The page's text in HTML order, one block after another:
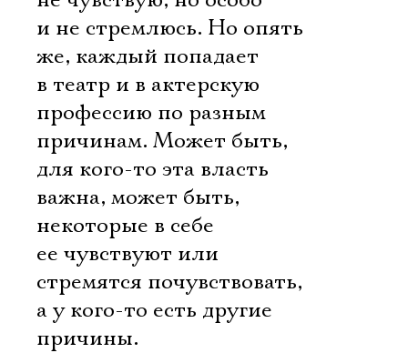
и не стремлюсь. Но опять
же, каждый попадает
в театр и в актерскую
профессию по разным
причинам. Может быть,
для кого-то эта власть
важна, может быть,
некоторые в себе
ее чувствуют или
стремятся почувствовать,
а у кого-то есть другие
причины.